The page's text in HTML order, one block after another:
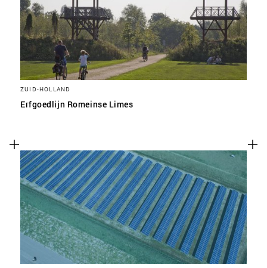
ZUID-HOLLAND
Erfgoedlijn Romeinse Limes